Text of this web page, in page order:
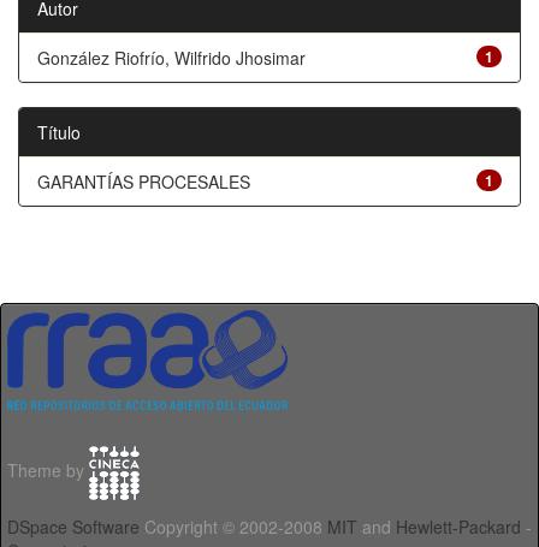
Autor
1
González Riofrío, Wilfrido Jhosimar
Título
1
GARANTÍAS PROCESALES
Theme by
DSpace Software Copyright © 2002-2008 MIT and Hewlett-Packard -